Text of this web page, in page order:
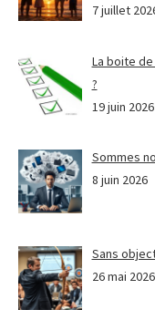
7 juillet
La boite
?
19 juin 2026
Sommes
8 juin 2026
Sans
26 mai 2026